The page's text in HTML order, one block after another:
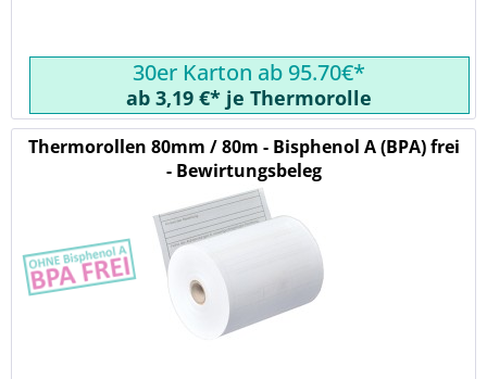
30er Karton ab 95.70€*
ab 3,19 €* je Thermorolle
Thermorollen 80mm / 80m - Bisphenol A (BPA) frei
- Bewirtungsbeleg